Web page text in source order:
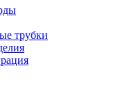
трубки